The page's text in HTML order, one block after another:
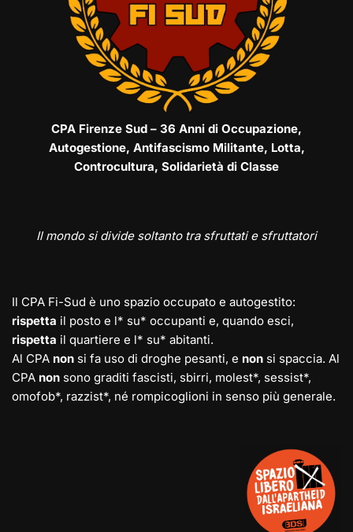
CPA Firenze Sud – 36 Anni di Occupazione,
Autogestione, Antifascismo Militante, Lotta,
Controcultura, Solidarietà di Classe
Il mondo si divide soltanto tra sfruttati e sfruttatori
Il CPA Fi-Sud è uno spazio occupato e autogestito:
rispetta il posto e l* su* occupanti e, quando esci,
rispetta il quartiere e l* su* abitanti.
Al CPA non si fa uso di droghe pesanti, e non si spaccia. Al
CPA non sono graditi fascisti, sbirri, molest*, sessist*,
omofob*, razzist*, né rompicoglioni in senso più generale.